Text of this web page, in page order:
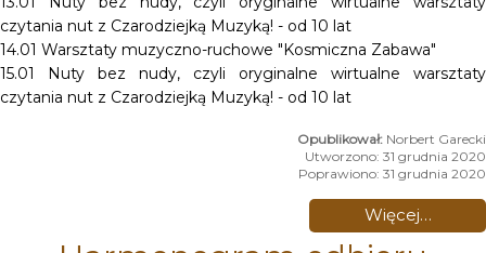
czytania nut z Czarodziejką Muzyką! - od 10 lat
14.01 Warsztaty muzyczno-ruchowe "Kosmiczna Zabawa"
15.01 Nuty bez nudy, czyli oryginalne wirtualne warsztaty
czytania nut z Czarodziejką Muzyką! - od 10 lat
Norbert Garecki
Utworzono: 31 grudnia 2020
Poprawiono: 31 grudnia 2020
Więcej…